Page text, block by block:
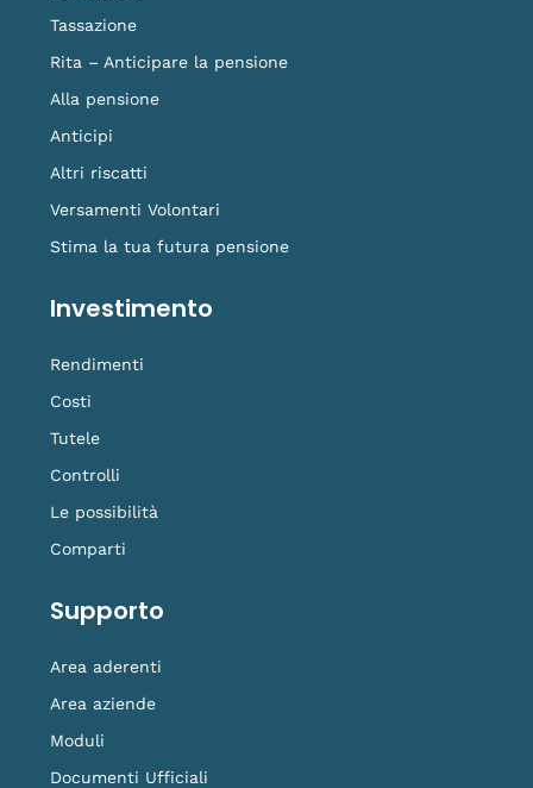
Tassazione
Rita – Anticipare la pensione
Alla pensione
Anticipi
Altri riscatti
Versamenti Volontari
Stima la tua futura pensione
Investimento
Rendimenti
Costi
Tutele
Controlli
Le possibilità
Comparti
Supporto
Area aderenti
Area aziende
Moduli
Documenti Ufficiali